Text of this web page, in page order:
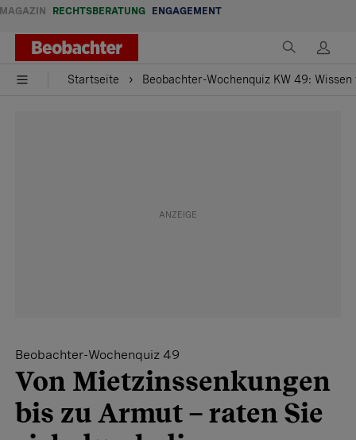
MAGAZIN RECHTSBERATUNG ENGAGEMENT
Startseite Beobachter-Wochenquiz KW 49:
Beobachter-Wochenquiz 49
Von Mietzinssenkungen
bis zu Armut – raten Sie